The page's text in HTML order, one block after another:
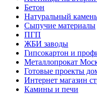
Бетон
Натуральный камень
Сыпучие материалы
ПГП
ЖБИ заводы
Гипсокартон и
Металлопрокат
Готовые проекты
Интернет магазин
Камины и печи